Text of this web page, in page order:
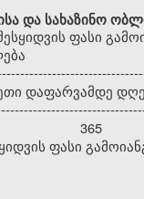
და სახაზინო
ფასი
ფასი